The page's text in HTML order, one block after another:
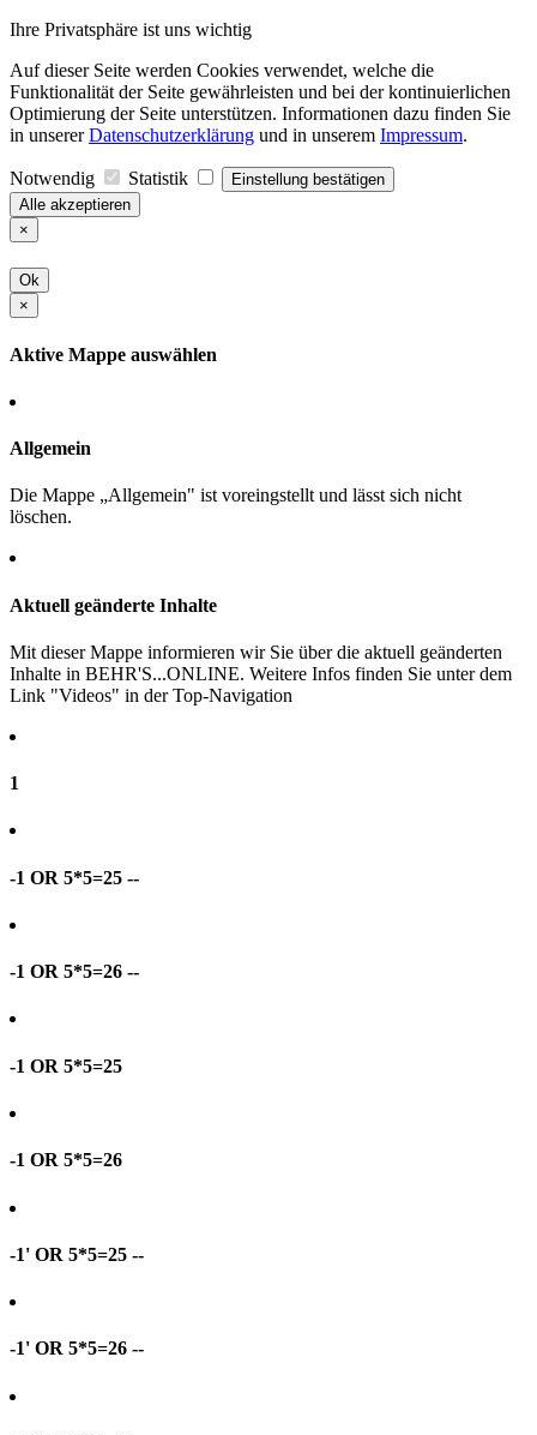
Ihre Privatsphäre ist uns wichtig
Auf dieser Seite werden Cookies verwendet, welche die
Funktionalität der Seite gewährleisten und bei der kontinuierlichen
Optimierung der Seite unterstützen. Informationen dazu finden Sie
in unsererDatenschutzerklärung und in unserem Impressum.
Notwendig Statistik
Einstellung bestätigen
Alle akzeptieren
×
Ok
×
Aktive Mappe auswählen
Allgemein
Die Mappe „Allgemein" ist voreingstellt und lässt sich nicht
löschen.
Aktuell geänderte Inhalte
Mit dieser Mappe informieren wir Sie über die aktuell geänderten
Inhalte in BEHR'S...ONLINE. Weitere Infos finden Sie unter dem
Link "Videos" in der Top-Navigation
1
-1 OR 5*5=25 --
-1 OR 5*5=26 --
-1 OR 5*5=25
-1 OR 5*5=26
-1' OR 5*5=25 --
-1' OR 5*5=26 --